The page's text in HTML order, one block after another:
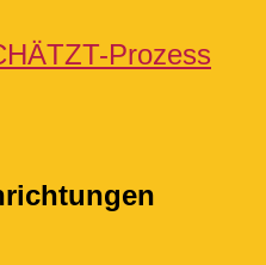
Prozess